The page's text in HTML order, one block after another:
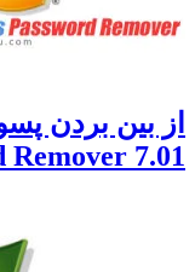
بين بردن
Remover